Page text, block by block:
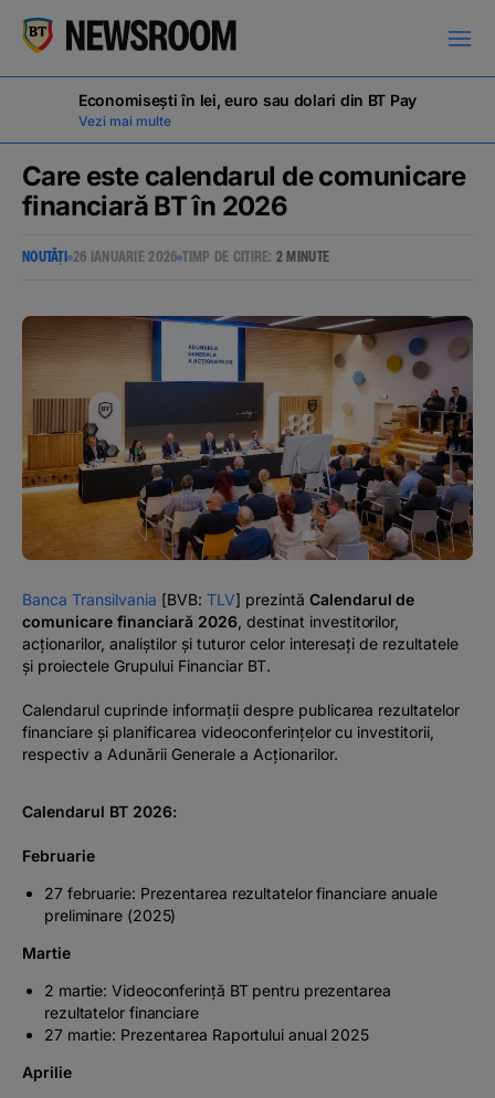
COMUNICATE DE PRESĂ
MILESTONES
NOUTĂȚI
ANUNȚURI
#BTVOICE
BLOG
Economisești în lei, euro sau dolari din BT Pay
Vezi mai multe
Care este calendarul de comunicare
financiară BT în 2026
NOUTĂȚI 26 IANUARIE 2026 TIMP DE CITIRE: 2 MINUTE
Banca Transilvania [BVB: TLV] prezintă Calendarul de
comunicare financiară 2026, destinat investitorilor,
acționarilor, analiștilor și tuturor celor interesați de rezultatele
și proiectele Grupului Financiar BT.
Calendarul cuprinde informații despre publicarea rezultatelor
financiare și planificarea videoconferințelor cu investitorii,
respectiv a Adunării Generale a Acționarilor.
Calendarul BT 2026:
Februarie
27 februarie: Prezentarea rezultatelor financiare anuale
preliminare (2025)
Martie
2 martie: Videoconferință BT pentru prezentarea
rezultatelor financiare
27 martie: Prezentarea Raportului anual 2025
Aprilie